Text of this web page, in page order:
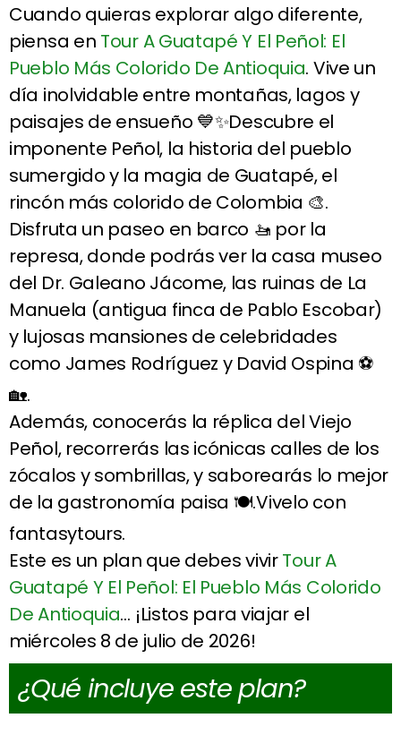
Cuando quieras explorar algo diferente,
piensa en Tour A Guatapé Y El Peñol: El
Pueblo Más Colorido De Antioquia. Vive un
día inolvidable entre montañas, lagos y
paisajes de ensueño 💙✨Descubre el
imponente Peñol, la historia del pueblo
sumergido y la magia de Guatapé, el
rincón más colorido de Colombia 🎨.
Disfruta un paseo en barco 🚤 por la
represa, donde podrás ver la casa museo
del Dr. Galeano Jácome, las ruinas de La
Manuela (antigua finca de Pablo Escobar)
y lujosas mansiones de celebridades
como James Rodríguez y David Ospina ⚽
🏡.
Además, conocerás la réplica del Viejo
Peñol, recorrerás las icónicas calles de los
zócalos y sombrillas, y saborearás lo mejor
de la gastronomía paisa 🍽️.Vivelo con
fantasytours.
Este es un plan que debes vivirTour A
Guatapé Y El Peñol: El Pueblo Más Colorido
De Antioquia… ¡Listos para viajar el
miércoles 8 de julio de 2026!
¿Qué incluye este plan?